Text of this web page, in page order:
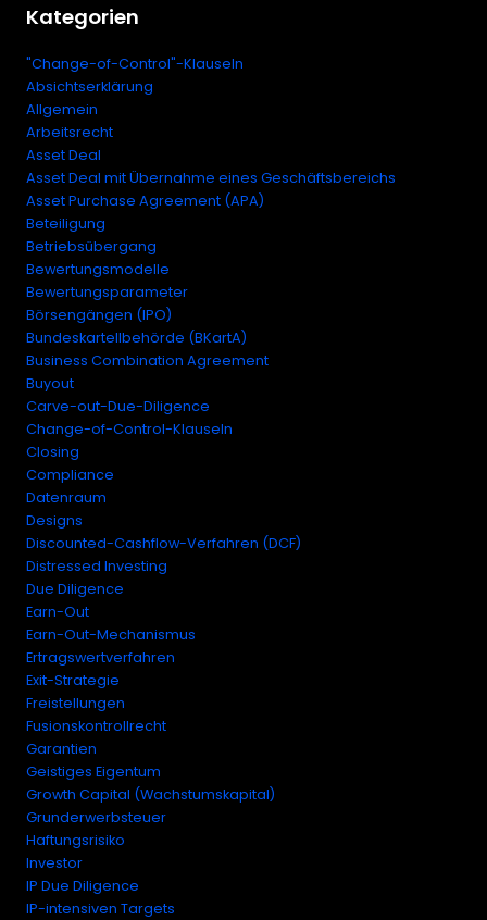
Kategorien
"Change-of-Control"-Klauseln
Absichtserklärung
Allgemein
Arbeitsrecht
Asset Deal
Asset Deal mit Übernahme eines Geschäftsbereichs
Asset Purchase Agreement (APA)
Beteiligung
Betriebsübergang
Bewertungsmodelle
Bewertungsparameter
Börsengängen (IPO)
Bundeskartellbehörde (BKartA)
Business Combination Agreement
Buyout
Carve-out-Due-Diligence
Change-of-Control-Klauseln
Closing
Compliance
Datenraum
Designs
Discounted-Cashflow-Verfahren (DCF)
Distressed Investing
Due Diligence
Earn-Out
Earn-Out-Mechanismus
Ertragswertverfahren
Exit-Strategie
Freistellungen
Fusionskontrollrecht
Garantien
Geistiges Eigentum
Growth Capital (Wachstumskapital)
Grunderwerbsteuer
Haftungsrisiko
Investor
IP Due Diligence
IP-intensiven Targets